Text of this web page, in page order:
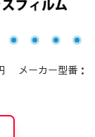
メーカー型番：